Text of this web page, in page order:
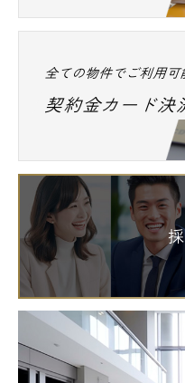
全ての物件でご利用可
契約金カード決